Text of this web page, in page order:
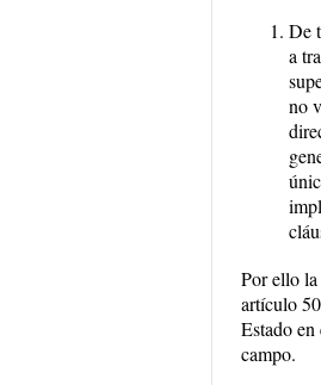
De
a
no
Por ello la
artículo
Estado
campo.